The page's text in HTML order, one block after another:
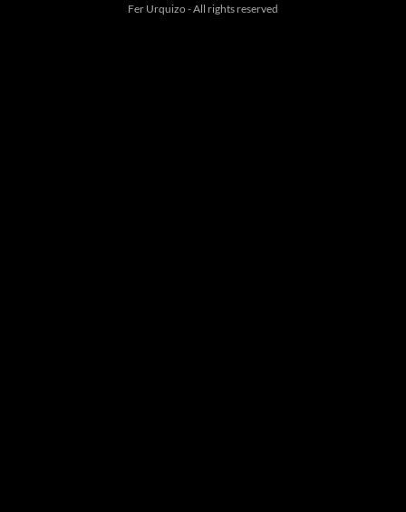
Fer Urquizo - All rights reserved